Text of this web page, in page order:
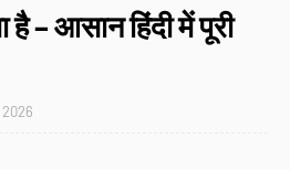
है – आसान हिंदी में पूरी
2026